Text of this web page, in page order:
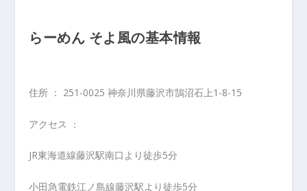
らーめん そよ風の基本情報
住所 ： 251-0025 神奈川県藤沢市鵠沼石上1-8-15
アクセス ：
JR東海道線藤沢駅南口より徒歩5分
小田急電鉄江ノ島線藤沢駅より徒歩5分